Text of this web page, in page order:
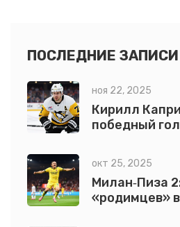
ПОСЛЕДНИЕ ЗАПИСИ
ноя 22, 2025
Кирилл
победный
Миннесота
2
окт 25, 2025
Милан‑Пиза
«родимцев»